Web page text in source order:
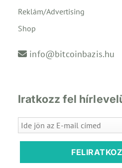
Reklám/Advertising
Shop
info@bitcoinbazis.hu
Iratkozz fel